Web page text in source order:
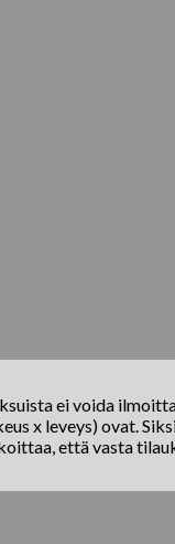
ei voida
x leveys) ovat.
että vasta